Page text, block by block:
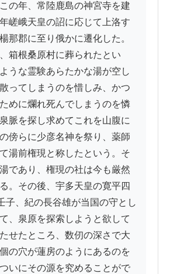
の年、常陸鹿島の神宮寺を建
嵯峨天皇の詔に応じて上洛す
那郡に至り俄かに遷化した。
箱根桑原村に葬られたとい
うな霊験あらたかな湯が空し
ってしまうのを惜しみ、かつ
めに爛れ死んでしまうのを憐
脈を探し求めてこれを山腹に
傍らに少彦名神を祭り、薬師
湯前権現と称したという。そ
であり、権現の社は今も厳然
。その後、宇多天皇の寛平四
子、紀の長谷雄が当国の守とし
、泉原を探索しようと欲して
せたところ、数仞の深さで大
の穴が蓮房のようにあるのを
いにその源を究めることがで